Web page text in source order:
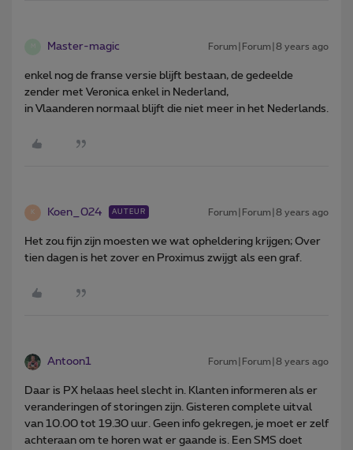
Master-magic Forum|Forum|8 years ago
enkel nog de franse versie blijft bestaan, de gedeelde
zender met Veronica enkel in Nederland,
in Vlaanderen normaal blijft die niet meer in het Nederlands.
K Koen_024 AUTEUR Forum|Forum|8 years ago
Het zou fijn zijn moesten we wat opheldering krijgen; Over
tien dagen is het zover en Proximus zwijgt als een graf.
Antoon1 Forum|Forum|8 years ago
Daar is PX helaas heel slecht in. Klanten informeren als er
veranderingen of storingen zijn. Gisteren complete uitval
van 10.00 tot 19.30 uur. Geen info gekregen, je moet er zelf
achteraan om te horen wat er gaande is. Een SMS doet